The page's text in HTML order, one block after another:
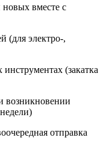
вместе с
(для электро-,
(закатка
возникновении
отправка